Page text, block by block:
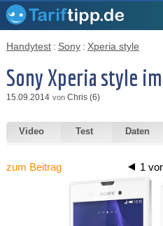
Handytest : Sony : Xperia style
Sony Xperia style
15.09.2014 von Chris (6)
Video Test Daten
zum Beitrag 1